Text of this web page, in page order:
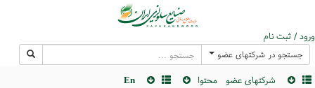
ورود / ثبت نام
جستجو در شرکتهای عضو
شرکتهای عضو محتوا En